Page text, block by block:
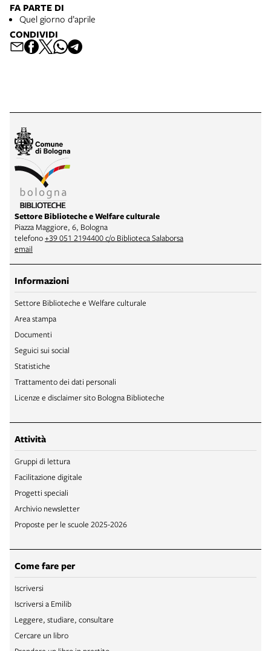
FA PARTE DI
Quel giorno d’aprile
CONDIVIDI
Settore Biblioteche e Welfare culturale
Piazza Maggiore, 6, Bologna
telefono+39 051 2194400 c/o Biblioteca Salaborsa
email
Informazioni
Settore Biblioteche e Welfare culturale
Area stampa
Documenti
Seguici sui social
Statistiche
Trattamento dei dati personali
Licenze e disclaimer sito Bologna Biblioteche
Attività
Gruppi di lettura
Facilitazione digitale
Progetti speciali
Archivio newsletter
Proposte per le scuole 2025-2026
Come fare per
Iscriversi
Iscriversi a Emilib
Leggere, studiare, consultare
Cercare un libro